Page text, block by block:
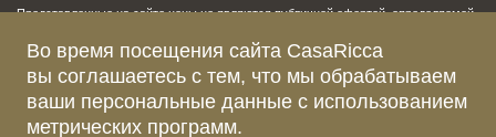
Во время посещения сайта CasaRicca
вы соглашаетесь с тем, что мы обрабатываем
ваши персональные данные с использованием
метрических программ.
Представленные на сайте цены не являются публичной офертой, определяемой
быть изменены в любое время без предупреждения. Для получения актуальной и
подробной информации о стоимости, сроках и условиях поставки просьба
обращаться к менеджерам по указанным выше телефонам
Зарегистрированное название компании